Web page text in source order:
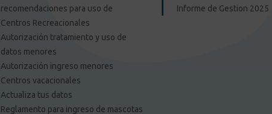
recomendaciones para uso de
Centros Recreacionales
Autorización tratamiento y uso de
datos menores
Autorización ingreso menores
Centros vacacionales
Actualiza tus datos
Reglamento para ingreso de mascotas
Informe de Gestion 2025